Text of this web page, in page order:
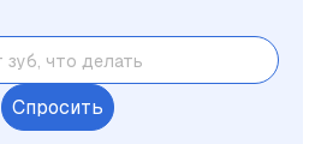
Спросить